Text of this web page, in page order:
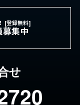
[登録無料]
募集中
せ